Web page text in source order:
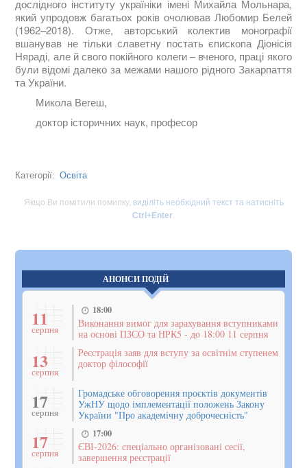
дослідного інституту україніки імені Михайла Мольнара,
який упродовж багатьох років очолював Любомир Белей
(1962–2018). Отже, авторський колектив монографії
вшанував не тільки славетну постать єпископа Діонісія
Няраді, але й свого покійного колеги – вченого, праці якого
були відомі далеко за межами нашого рідного Закарпаття
та України.
Микола Вегеш,
доктор історичних наук, професор
Категорії: Освіта
Якщо Ви помітили помилку, виділіть необхідний текст та натисніть
Ctrl+Enter
АНОНСИ ПОДІЙ
11
серпня
18:00
Виконання вимог для зарахування вступниками
на основі ПЗСО та НРК5 - до 18:00 11 серпня
13
серпня
Реєстрація заяв для вступу за освітнім ступенем
доктор філософії
17
серпня
Громадське обговорення проєктів документів
УжНУ щодо імплементації положень Закону
України "Про академічну доброчесність"
17
серпня
17:00
ЄВІ-2026: спеціально організовані сесії,
завершення реєстрації